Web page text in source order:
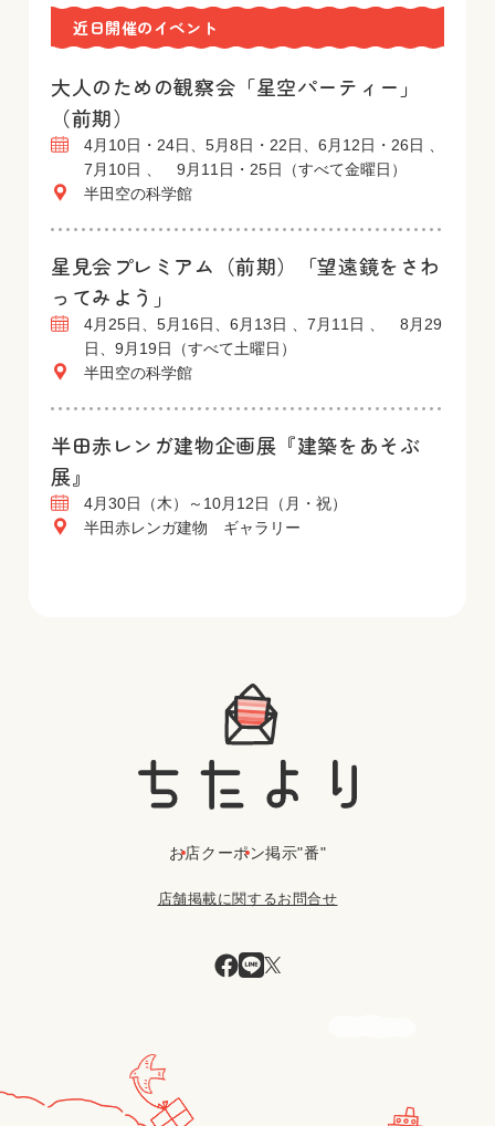
近日開催のイベント
大人のための観察会「星空パーティー」
（前期）
4月10日・24日、5月8日・22日、6月12日・26日 、
7月10日 、 9月11日・25日（すべて金曜日）
半田空の科学館
星見会プレミアム（前期）「望遠鏡をさわ
ってみよう」
4月25日、5月16日、6月13日 、7月11日 、 8月29
日、9月19日（すべて土曜日）
半田空の科学館
半田赤レンガ建物企画展『建築をあそぶ
展』
4月30日（木）～10月12日（月・祝）
半田赤レンガ建物 ギャラリー
お店クーポン掲示"番"
店舗掲載に関するお問合せ